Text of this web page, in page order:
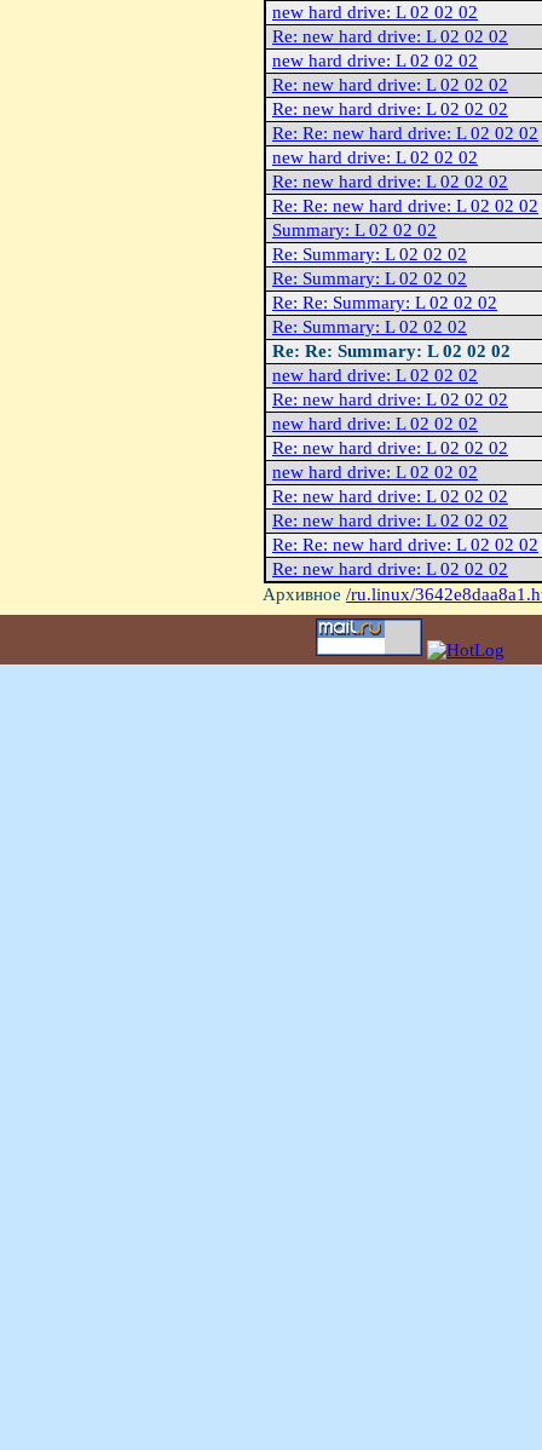
new hard drive: L 02 02 02
Re: new hard drive: L 02 02 02
new hard drive: L 02 02 02
Re: new hard drive: L 02 02 02
Re: new hard drive: L 02 02 02
Re: Re: new hard drive: L 02 02 02
new hard drive: L 02 02 02
Re: new hard drive: L 02 02 02
Re: Re: new hard drive: L 02 02 02
Summary: L 02 02 02
Re: Summary: L 02 02 02
Re: Summary: L 02 02 02
Re: Re: Summary: L 02 02 02
Re: Summary: L 02 02 02
Re: Re: Summary: L 02 02 02
new hard drive: L 02 02 02
Re: new hard drive: L 02 02 02
new hard drive: L 02 02 02
Re: new hard drive: L 02 02 02
new hard drive: L 02 02 02
Re: new hard drive: L 02 02 02
Re: new hard drive: L 02 02 02
Re: Re: new hard drive: L 02 02 02
Re: new hard drive: L 02 02 02
Архивное /ru.linux/